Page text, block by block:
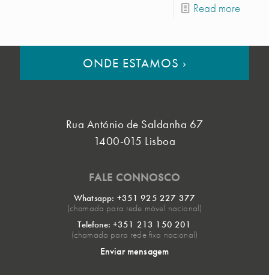
Read more
ONDE ESTAMOS ›
Rua António de Saldanha 67
1400-015 Lisboa
FALE CONNOSCO
Whatsapp: +351 925 227 377
(chamada para rede móvel nacional)
Telefone: +351 213 150 201
(chamada para rede fixa nacional)
Enviar mensagem